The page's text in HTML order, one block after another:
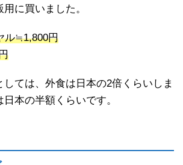
に買いました。
ル≒1,800円
ては、外食は日本の2倍くらいしま
本の半額くらいです。